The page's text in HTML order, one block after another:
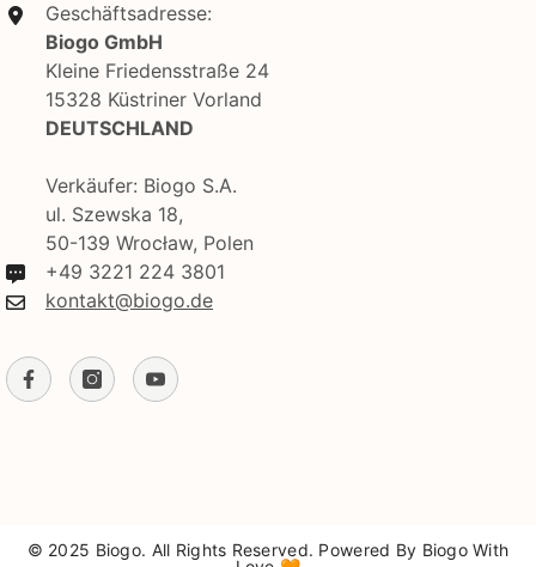
Geschäftsadresse:
Biogo GmbH
Kleine Friedensstraße 24
15328 Küstriner Vorland
DEUTSCHLAND
Verkäufer: Biogo S.A.
ul. Szewska 18,
50-139 Wrocław, Polen
+49 3221 224 3801
kontakt@biogo.de
© 2025 Biogo. All Rights Reserved. Powered By Biogo With